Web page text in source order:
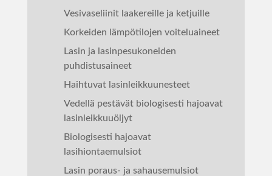
Vesivaseliinit laakereille ja ketjuille
Korkeiden lämpötilojen voiteluaineet
Lasin ja lasinpesukoneiden
puhdistusaineet
Haihtuvat lasinleikkuunesteet
Vedellä pestävät biologisesti hajoavat
lasinleikkuuöljyt
Biologisesti hajoavat
lasihiontaemulsiot
Lasin poraus- ja sahausemulsiot